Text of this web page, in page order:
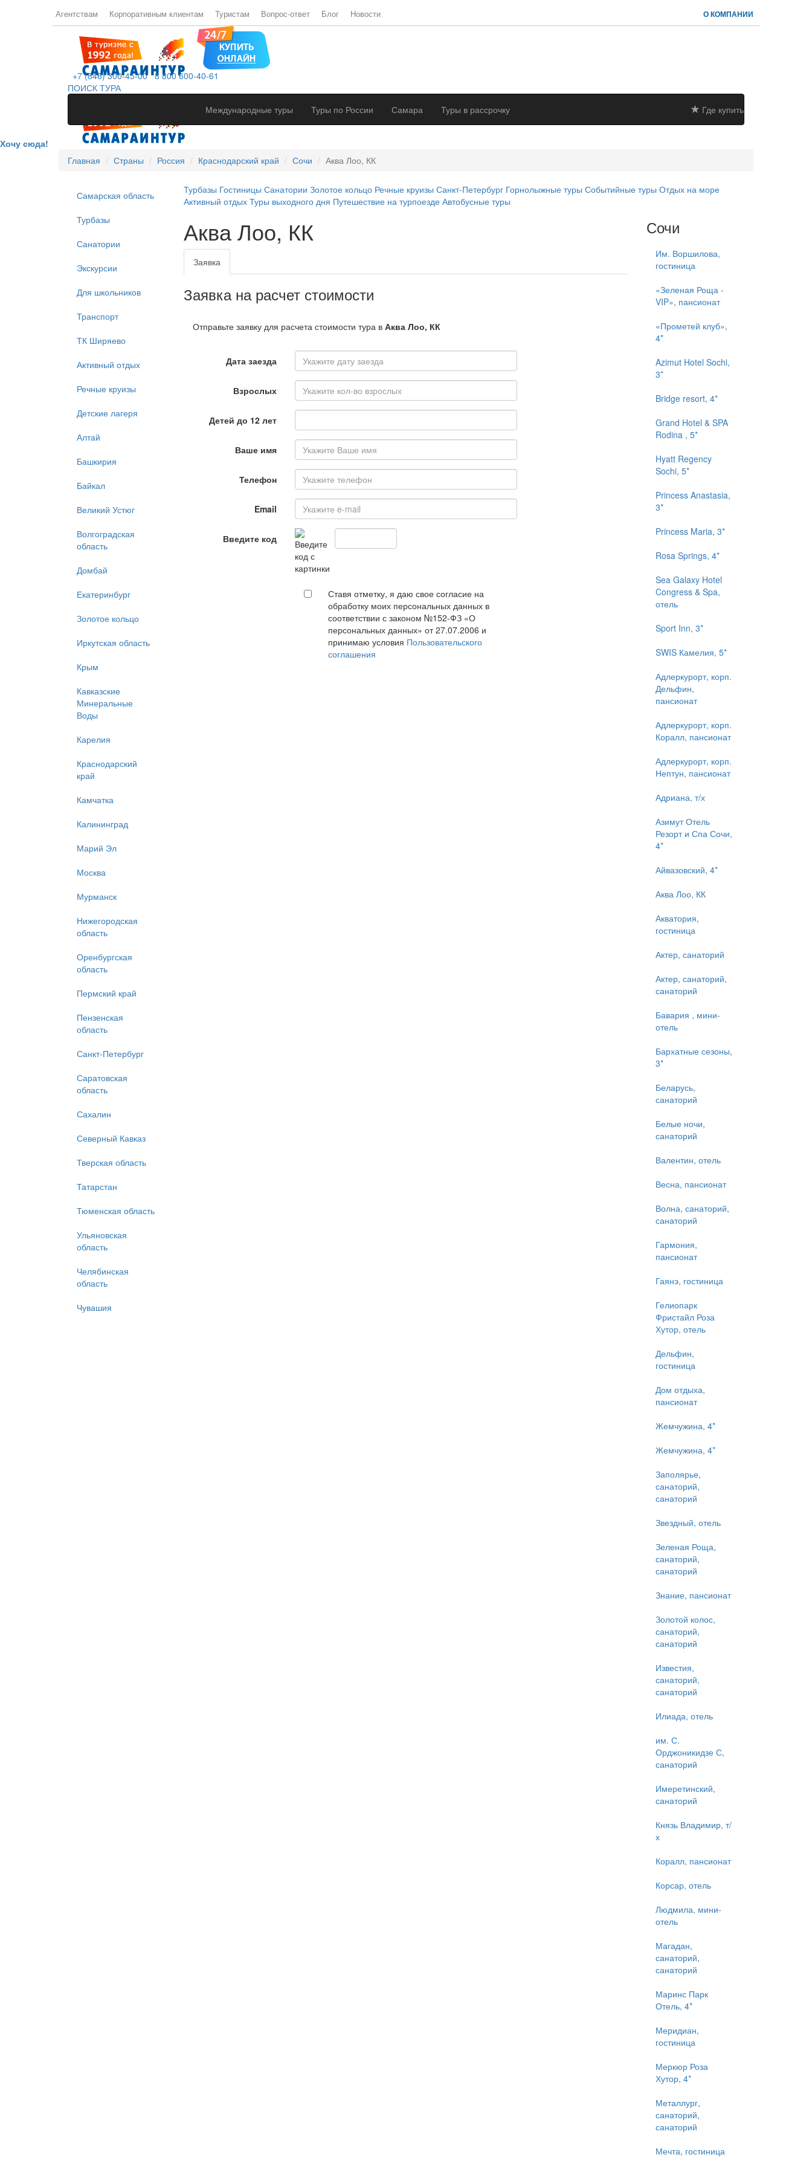
Агентствам Корпоративным клиентам Туристам Вопрос-ответ Блог Новости О КОМПАНИИ
+7 (846) 300-45-00 8 800 600-40-61
ПОИСК ТУРА
Международные туры
Туры по России Самара Туры в рассрочку Где купить
Хочу сюда!
Главная
Страны Россия Краснодарский край Сочи Аква Лоо, КК
Самарская область
Турбазы
Санатории
Экскурсии
Для школьников
Транспорт
ТК Ширяево
Активный отдых
Речные круизы
Детские лагеря
Алтай
Башкирия
Байкал
Великий Устюг
Волгоградская
область
Домбай
Екатеринбург
Золотое кольцо
Иркутская область
Крым
Кавказские
Минеральные
Воды
Карелия
Краснодарский
край
Камчатка
Калининград
Марий Эл
Москва
Мурманск
Нижегородская
область
Оренбургская
область
Пермский край
Пензенская
область
Санкт-Петербург
Саратовская
область
Сахалин
Северный Кавказ
Тверская область
Татарстан
Тюменская область
Ульяновская
область
Челябинская
область
Чувашия
Турбазы Гостиницы Санатории Золотое кольцо Речные круизы Санкт-Петербург Горнолыжные туры Событийные туры Отдых на море
Активный отдых Туры выходного дня Путешествие на турпоезде Автобусные туры
Аква Лоо, КК
Заявка
Заявка на расчет стоимости
Отправьте заявку для расчета стоимости тура в Аква Лоо, КК
Дата заезда
Взрослых
Детей до 12 лет
Ваше имя
Телефон
Email
Введите код
Ставя отметку, я даю свое согласие на
обработку моих персональных данных в
соответствии с законом №152-ФЗ «О
персональных данных» от 27.07.2006 и
принимаю условия Пользовательского
соглашения
Сочи
Им. Воршилова,
гостиница
«Зеленая Роща -
VIP», пансионат
«Прометей клуб»,
4*
Azimut Hotel Sochi,
3*
Bridge resort, 4*
Grand Hotel & SPA
Rodina , 5*
Hyatt Regency
Sochi, 5*
Princess Anastasia,
3*
Princess Maria, 3*
Rosa Springs, 4*
Sea Galaxy Hotel
Congress & Spa,
отель
Sport Inn, 3*
SWIS Камелия, 5*
Адлеркурорт, корп.
Дельфин,
пансионат
Адлеркурорт, корп.
Коралл, пансионат
Адлеркурорт, корп.
Нептун, пансионат
Адриана, т/х
Азимут Отель
Резорт и Спа Сочи,
4*
Айвазовский, 4*
Аква Лоо, КК
Акватория,
гостиница
Актер, санаторий
Актер, санаторий,
санаторий
Бавария , мини-
отель
Бархатные сезоны,
3*
Беларусь,
санаторий
Белые ночи,
санаторий
Валентин, отель
Весна, пансионат
Волна, санаторий,
санаторий
Гармония,
пансионат
Гаянэ, гостиница
Гелиопарк
Фристайл Роза
Хутор, отель
Дельфин,
гостиница
Дом отдыха,
пансионат
Жемчужина, 4*
Жемчужина, 4*
Заполярье,
санаторий,
санаторий
Звездный, отель
Зеленая Роща,
санаторий,
санаторий
Знание, пансионат
Золотой колос,
санаторий,
санаторий
Известия,
санаторий,
санаторий
Илиада, отель
им. С.
Орджоникидзе С,
санаторий
Имеретинский,
санаторий
Князь Владимир, т/
х
Коралл, пансионат
Корсар, отель
Людмила, мини-
отель
Магадан,
санаторий,
санаторий
Маринс Парк
Отель, 4*
Меридиан,
гостиница
Меркюр Роза
Хутор, 4*
Металлург,
санаторий,
санаторий
Мечта, гостиница